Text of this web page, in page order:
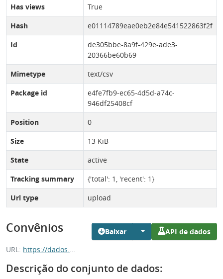
Baixar API de dados
Convênios
URL: https://dados.es.gov.br/dataset/e4fe7fb9-ec65-4d5d-a74c-946df25408cf/resource/de305bbe-8a9f-429e-ade3-20366be60b69/download/convenios.csv
Descrição do conjunto de dados:
Has views
True
Hash
e01114789eae0eb2e84e541522863f2f
Id
de305bbe-8a9f-429e-ade3-
20366be60b69
Mimetype
text/csv
Package id
e4fe7fb9-ec65-4d5d-a74c-
946df25408cf
Position
0
Size
13 KiB
State
active
Tracking summary
{'total': 1, 'recent': 1}
Url type
upload